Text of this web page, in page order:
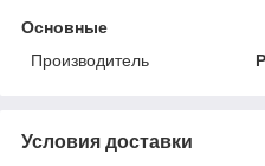
Основные
Производитель
Условия доставки